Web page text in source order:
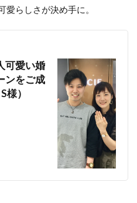
らしさが決め手に。
可愛い婚
ンをご成
様）